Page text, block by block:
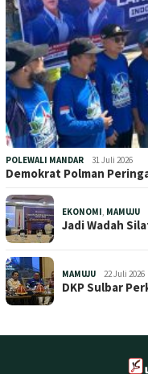
POLEWALI MANDAR 31 Juli 2026
Demokrat Polman
EKONOMI MAMUJU
Jadi Wadah
MAMUJU 22 Juli 2026
DKP Sulbar